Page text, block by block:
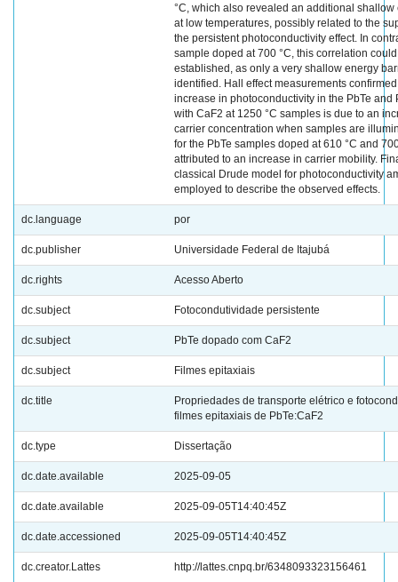
°C, which also revealed an additional shallow
at low temperatures, possibly related to the
the persistent photoconductivity effect. In
sample doped at 700 °C, this correlation
established, as only a very shallow energy
identified. Hall effect measurements
increase in photoconductivity in the PbTe and
with CaF2 at 1250 °C samples is due to an
carrier concentration when samples are
for the PbTe samples doped at 610 °C and
attributed to an increase in carrier mobility.
classical Drude model for photoconductivity
employed to describe the observed effects.
dc.language por
dc.publisher Universidade Federal de Itajubá
dc.rights Acesso Aberto
dc.subject Fotocondutividade persistente
dc.subject PbTe dopado com CaF2
dc.subject Filmes epitaxiais
dc.title
Propriedades de transporte elétrico e
filmes epitaxiais de PbTe:CaF2
dc.type Dissertação
dc.date.available 2025-09-05
dc.date.available 2025-09-05T14:40:45Z
dc.date.accessioned 2025-09-05T14:40:45Z
dc.creator.Lattes http://lattes.cnpq.br/6348093323156461